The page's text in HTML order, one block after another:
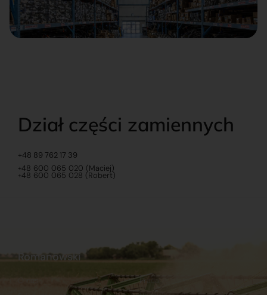
Dział części zamiennych
+48 89 762 17 39
+48 600 065 020 (Maciej)
+48 600 065 028 (Robert)
Romanowski
Praca